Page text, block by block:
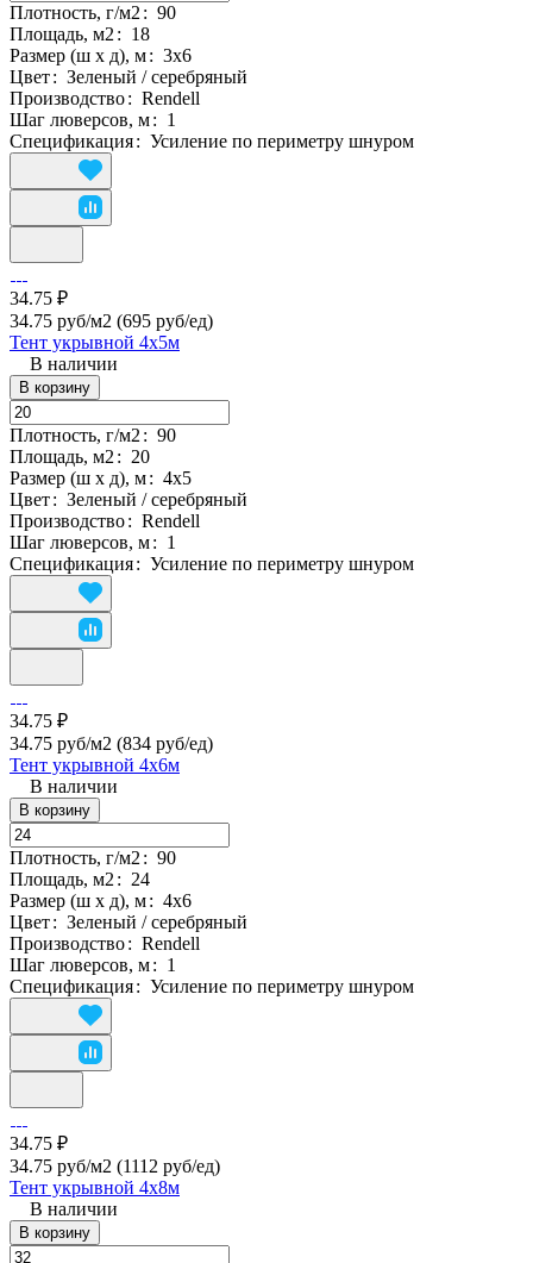
Плотность, г/м2: 90
Площадь, м2: 18
Размер (ш х д), м: 3х6
Цвет: Зеленый / серебряный
Производство: Rendell
Шаг люверсов, м: 1
Спецификация: Усиление по периметру шнуром
34.75 ₽
34.75 руб/м2 (695 руб/eд)
Тент укрывной 4х5м
В наличии
В корзину
Плотность, г/м2: 90
Площадь, м2: 20
Размер (ш х д), м: 4х5
Цвет: Зеленый / серебряный
Производство: Rendell
Шаг люверсов, м: 1
Спецификация: Усиление по периметру шнуром
34.75 ₽
34.75 руб/м2 (834 руб/eд)
Тент укрывной 4х6м
В наличии
В корзину
Плотность, г/м2: 90
Площадь, м2: 24
Размер (ш х д), м: 4х6
Цвет: Зеленый / серебряный
Производство: Rendell
Шаг люверсов, м: 1
Спецификация: Усиление по периметру шнуром
34.75 ₽
34.75 руб/м2 (1112 руб/eд)
Тент укрывной 4х8м
В наличии
В корзину